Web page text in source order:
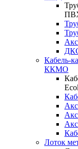
Кабель-
ККМО
Лоток